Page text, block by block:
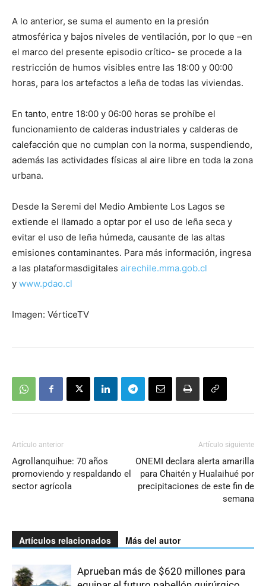
A lo anterior, se suma el aumento en la presión
atmosférica y bajos niveles de ventilación, por lo que –en
el marco del presente episodio crítico- se procede a la
restricción de humos visibles entre las 18:00 y 00:00
horas, para los artefactos a leña de todas las viviendas.
En tanto, entre 18:00 y 06:00 horas se prohíbe el
funcionamiento de calderas industriales y calderas de
calefacción que no cumplan con la norma, suspendiendo,
además las actividades físicas al aire libre en toda la zona
urbana.
Desde la Seremi del Medio Ambiente Los Lagos se
extiende el llamado a optar por el uso de leña seca y
evitar el uso de leña húmeda, causante de las altas
emisiones contaminantes. Para más información, ingresa
a las plataformasdigitales airechile.mma.gob.cl
y www.pdao.cl
Imagen: VérticeTV
Artículo anterior
Agrollanquihue: 70 años
promoviendo y respaldando el
sector agrícola
Artículo siguiente
ONEMI declara alerta amarilla
para Chaitén y Hualaihué por
precipitaciones de este fin de
semana
Artículos relacionados Más del autor
Aprueban más de $620 millones para